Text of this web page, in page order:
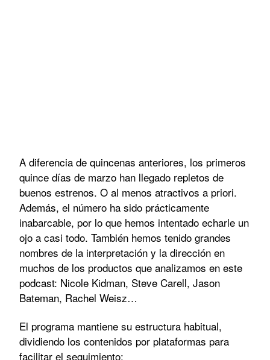
A diferencia de quincenas anteriores, los primeros
quince días de marzo han llegado repletos de
buenos estrenos. O al menos atractivos a priori.
Además, el número ha sido prácticamente
inabarcable, por lo que hemos intentado echarle un
ojo a casi todo. También hemos tenido grandes
nombres de la interpretación y la dirección en
muchos de los productos que analizamos en este
podcast: Nicole Kidman, Steve Carell, Jason
Bateman, Rachel Weisz…
El programa mantiene su estructura habitual,
dividiendo los contenidos por plataformas para
facilitar el seguimiento: